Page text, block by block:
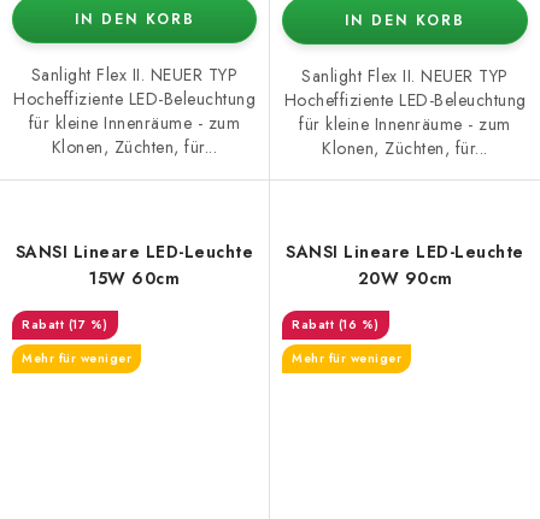
IN DEN KORB
Sanlight Flex II. NEUER TYP
Hocheffiziente LED-Beleuchtung
für kleine Innenräume - zum
Klonen, Züchten, für...
IN DEN KORB
Sanlight Flex II. NEUER TYP
Hocheffiziente LED-Beleuchtung
für kleine Innenräume - zum
Klonen, Züchten, für...
SANSI Lineare LED-Leuchte
15W 60cm
(17 %)
Mehr für weniger
SANSI Lineare LED-Leuchte
20W 90cm
(16 %)
Mehr für weniger